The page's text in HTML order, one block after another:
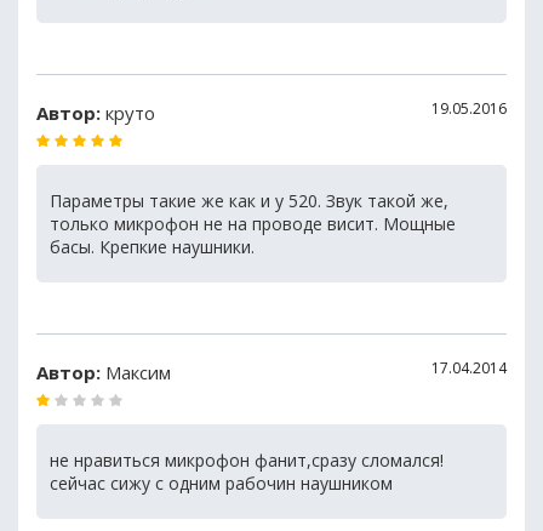
Автор: круто 19.05.2016
Параметры такие же как и у 520. Звук такой же,
только микрофон не на проводе висит. Мощные
басы. Крепкие наушники.
Автор: Максим 17.04.2014
не нравиться микрофон фанит,сразу сломался!
сейчас сижу с одним рабочин наушником